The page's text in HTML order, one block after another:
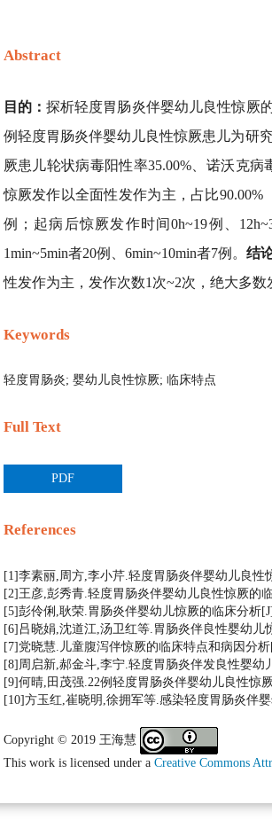
Abstract
目的： 探析轻度胃肠炎伴婴幼儿良性惊厥
例轻度胃肠炎伴婴幼儿良性惊厥患儿为研
厥患儿轮状病毒阳性率35.00%、诺沃克病
惊厥发作以全面性发作为主，占比90.00%
例；起病后惊厥发作时间0h~19例、
1min~5min者20例、6min~10min者7例。 结
性发作为主，发作次数1次~2次，绝大多数
Keywords
轻度胃肠炎; 婴幼儿良性惊厥; 临床特点
Full Text
PDF
References
[1]李素丽,周方,李小芹.轻度胃肠炎伴婴幼儿良性
[2]王彦,彭秀青.轻度胃肠炎伴婴幼儿良性惊厥的
[5]彭伶俐,耿荣.胃肠炎伴婴幼儿惊厥的临床分析
[6]吕晓娟,沈道江,汤卫红等.胃肠炎伴良性婴幼儿
[7]党晓慧.儿童腹泻伴惊厥的临床特点和病因分析
[8]周启新,郝金斗,李宁.轻度胃肠炎伴发良性婴幼
[9]何晴,田茂强.22例轻度胃肠炎伴婴幼儿良性惊
[10]方玉红,崔晓明,徐拥军等.感染轻度胃肠炎伴
Copyright © 2019 王海慧
This work is licensed under a Creative Commons